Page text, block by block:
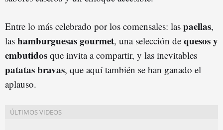
Entre lo más celebrado por los comensales: las paellas,
las hamburguesas gourmet, una selección de quesos y
embutidos que invita a compartir, y las inevitables
patatas bravas, que aquí también se han ganado el
aplauso.